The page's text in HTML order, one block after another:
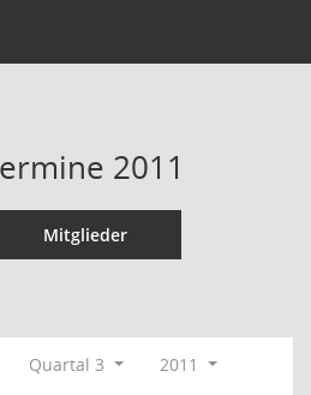
2011
Mitglieder
Quartal 3
2011